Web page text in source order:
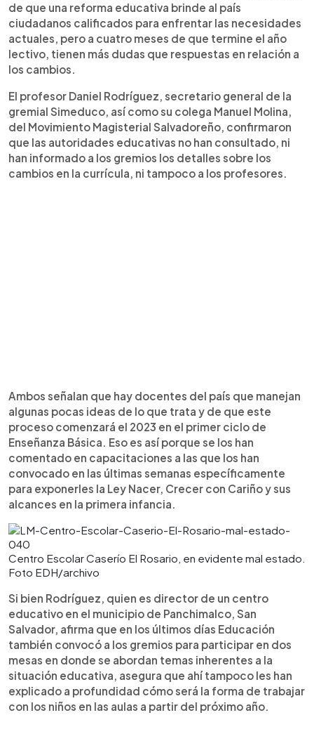
de que una reforma educativa brinde al país
ciudadanos calificados para enfrentar las necesidades
actuales, pero a cuatro meses de que termine el año
lectivo, tienen más dudas que respuestas en relación a
los cambios.
El profesor Daniel Rodríguez, secretario general de la
gremial Simeduco, así como su colega Manuel Molina,
del Movimiento Magisterial Salvadoreño, confirmaron
que las autoridades educativas no han consultado, ni
han informado a los gremios los detalles sobre los
cambios en la currícula, ni tampoco a los profesores.
Ambos señalan que hay docentes del país que manejan
algunas pocas ideas de lo que trata y de que este
proceso comenzará el 2023 en el primer ciclo de
Enseñanza Básica. Eso es así porque se los han
comentado en capacitaciones a las que los han
convocado en las últimas semanas específicamente
para exponerles la Ley Nacer, Crecer con Cariño y sus
alcances en la primera infancia.
Centro Escolar Caserío El Rosario, en evidente mal estado.
Foto EDH/archivo
Si bien Rodríguez, quien es director de un centro
educativo en el municipio de Panchimalco, San
Salvador, afirma que en los últimos días Educación
también convocó a los gremios para participar en dos
mesas en donde se abordan temas inherentes a la
situación educativa, asegura que ahí tampoco les han
explicado a profundidad cómo será la forma de trabajar
con los niños en las aulas a partir del próximo año.